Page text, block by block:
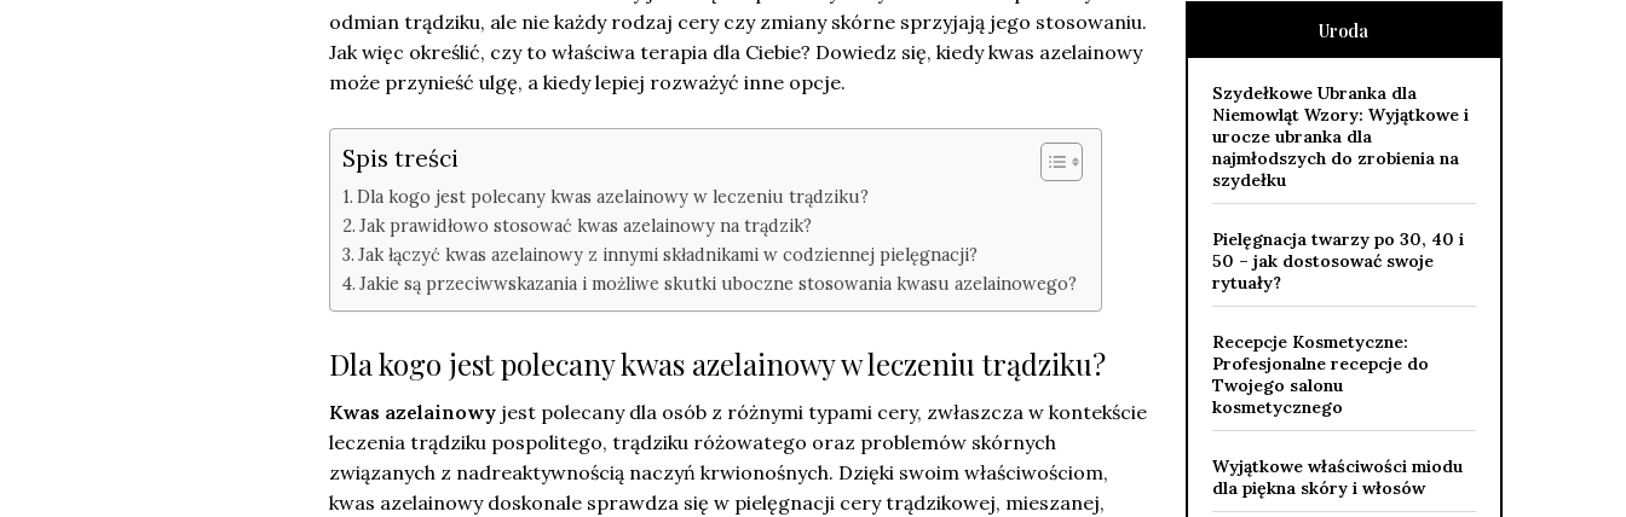
odmian trądziku, ale nie każdy rodzaj cery czy zmiany skórne sprzyjają jego stosowaniu.
Jak więc określić, czy to właściwa terapia dla Ciebie? Dowiedz się, kiedy kwas azelainowy
może przynieść ulgę, a kiedy lepiej rozważyć inne opcje.
Spis treści
Dla kogo jest polecany kwas azelainowy w leczeniu trądziku?
Jak prawidłowo stosować kwas azelainowy na trądzik?
Jak łączyć kwas azelainowy z innymi składnikami w codziennej pielęgnacji?
Jakie są przeciwwskazania i możliwe skutki uboczne stosowania kwasu azelainowego?
Dla kogo jest polecany kwas azelainowy w leczeniu trądziku?
Kwas azelainowy jest polecany dla osób z różnymi typami cery, zwłaszcza w kontekście
leczenia trądziku pospolitego, trądziku różowatego oraz problemów skórnych
związanych z nadreaktywnością naczyń krwionośnych. Dzięki swoim właściwościom,
kwas azelainowy doskonale sprawdza się w pielęgnacji cery trądzikowej, mieszanej,
Uroda
Szydełkowe Ubranka dla
Niemowląt Wzory: Wyjątkowe i
urocze ubranka dla
najmłodszych do zrobienia na
szydełku
Pielęgnacja twarzy po 30, 40 i
50 – jak dostosować swoje
rytuały?
Recepcje Kosmetyczne:
Profesjonalne recepcje do
Twojego salonu
kosmetycznego
Wyjątkowe właściwości miodu
dla piękna skóry i włosów